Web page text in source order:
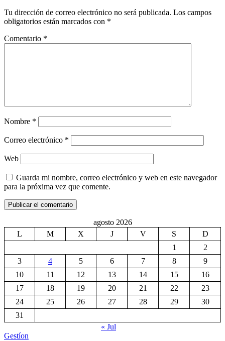
Tu dirección de correo electrónico no será publicada. Los campos
obligatorios están marcados con *
Comentario *
Nombre *
Correo electrónico *
Web
Guarda mi nombre, correo electrónico y web en este navegador
para la próxima vez que comente.
agosto 2026
L
M X J V S
D
1
2
3
4 5 6 7 8
9
10
11 12 13 14 15
16
17
18 19 20 21 22
23
24
25 26 27 28 29
30
31
« Jul
Gestíon